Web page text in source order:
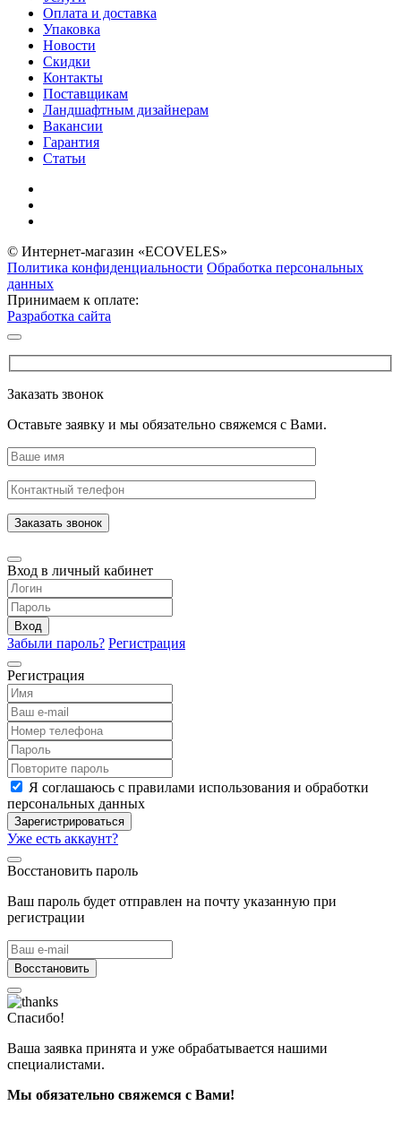
Оплата и доставка
Упаковка
Новости
Скидки
Контакты
Поставщикам
Ландшафтным дизайнерам
Вакансии
Гарантия
Статьи
© Интернет-магазин «ECOVELES»
Политика конфиденциальности Обработка персональных
данных
Принимаем к оплате:
Разработка сайта
Заказать звонок
Оставьте заявку и мы обязательно свяжемся с Вами.
Заказать звонок
Вход в личный кабинет
Вход
Забыли пароль? Регистрация
Регистрация
Я соглашаюсь с правилами использования и обработки
персональных данных
Зарегистрироваться
Уже есть аккаунт?
Восстановить пароль
Ваш пароль будет отправлен на почту указанную при
регистрации
Восстановить
Спасибо!
Ваша заявка принята и уже обрабатывается нашими
специалистами.
Мы обязательно свяжемся с Вами!